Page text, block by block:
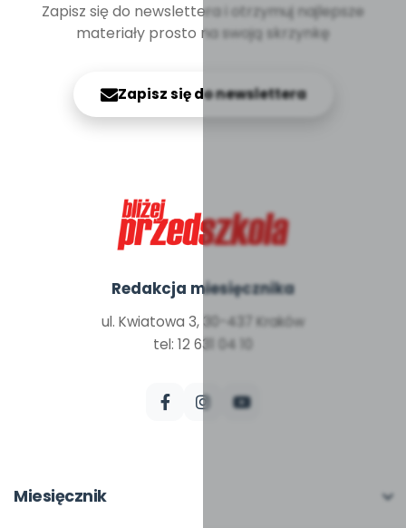
Zapisz się do newslettera i otrzymuj najlepsze
materiały prosto na swoją skrzynkę
Zapisz się do newslettera
Redakcja miesięcznika
ul. Kwiatowa 3, 30-437 Kraków
tel: 12 631 04 10
Miesięcznik